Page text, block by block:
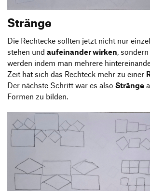
Stränge
Die Rechtecke sollten jetzt nicht nur
stehen und aufeinander wirken,
werden indem man mehrere
Zeit hat sich das Rechteck mehr zu einer
Der nächste Schritt war es also Stränge
Formen zu bilden.